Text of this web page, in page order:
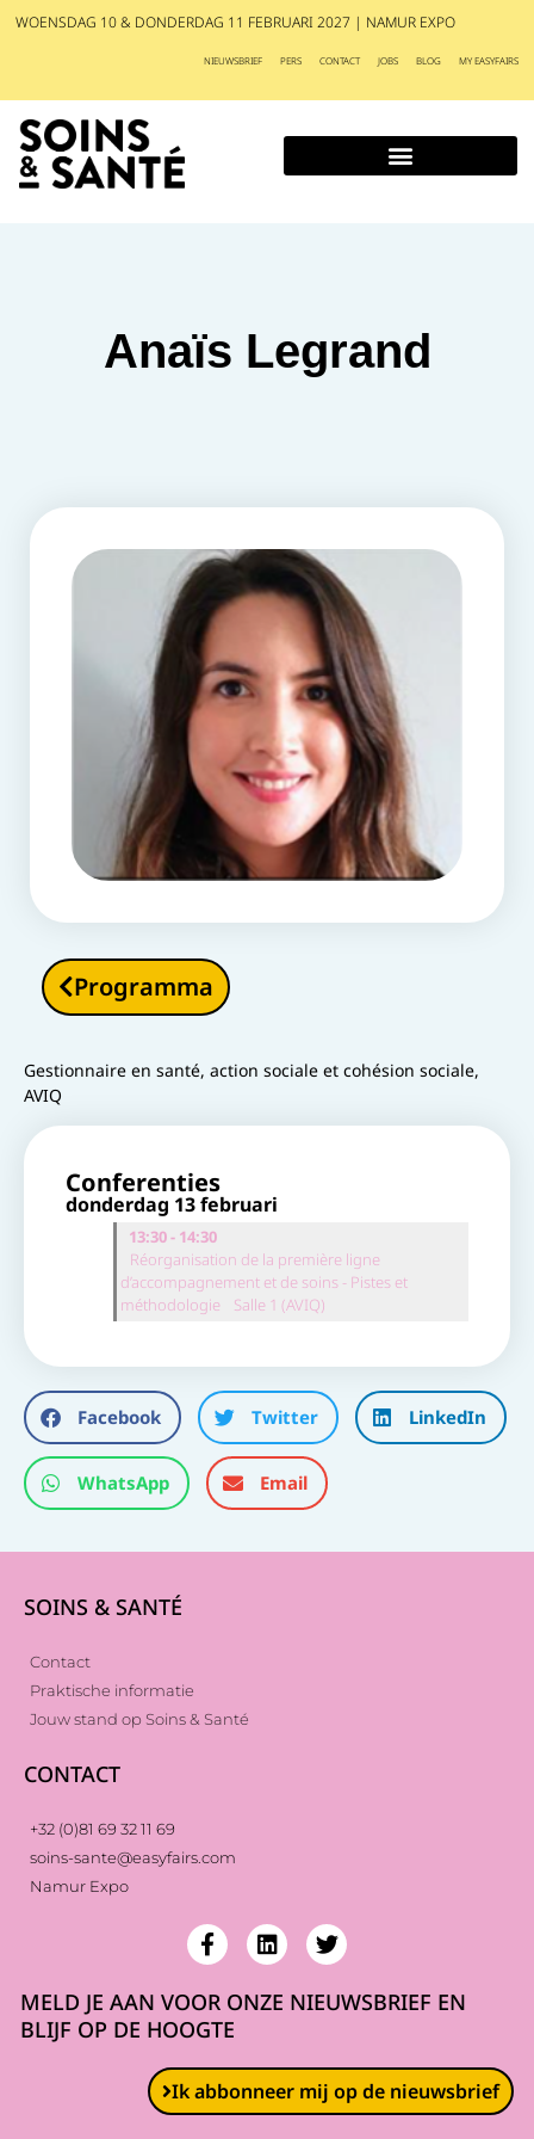
WOENSDAG 10 & DONDERDAG 11 FEBRUARI 2027 | NAMUR EXPO
NIEUWSBRIEF PERS CONTACT JOBS BLOG MY EASYFAIRS
Anaïs Legrand
Programma
Gestionnaire en santé, action sociale et cohésion sociale,
AVIQ
Conferenties
donderdag 13 februari
13:30 - 14:30
Réorganisation de la première ligne
d’accompagnement et de soins - Pistes et
méthodologie
Salle 1 (AVIQ)
Facebook Twitter LinkedIn
WhatsApp Email
SOINS & SANTÉ
Contact
Praktische informatie
Jouw stand op Soins & Santé
CONTACT
+32 (0)81 69 32 11 69
soins-sante@easyfairs.com
Namur Expo
MELD JE AAN VOOR ONZE NIEUWSBRIEF EN
BLIJF OP DE HOOGTE
Ik abbonneer mij op de nieuwsbrief